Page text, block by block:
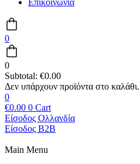
Επικοινωνία
0
0
Subtotal: €0.00
0
€0.00 0 Cart
Είσοδος Ολλανδία
Είσοδος B2B
Main Menu